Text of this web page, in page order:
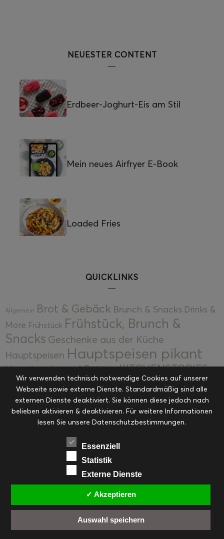
NEUESTER CONTENT
Erdbeer-Joghurt-Eis am Stil
Mein neues Airfryer E-Book
Loaded Fries
QUICKLINKS
Allgemein Brot & Gebäck Brunch & Snacks Drinks &
More Frühstück Frühstück, Brunch &
Snacks Geschenke aus der Küche
Hauptspeisen Hauptspeisen pikant
Hauptspeisen süßKekseKITCHENSTORIES
Kuchen, Torten & Desserts Kuchen und
Desserts Kulinarik Kulinarische Mitbringsel &
Eingemachtes Ohne Kategorie Ostern Resteküche
RezepteSaisonalSliderStartseite
Suppen, Salate & Vorspeisen
Vorspeisen, Salate & Suppen
Weihnachten Workshops & Events
FACEBOOK PINTEREST EMAIL
Wir verwenden technisch notwendige Cookies auf unserer
Webseite sowie externe Dienste. Standardmäßig sind alle
externen Dienste deaktiviert. Sie können diese jedoch nach
belieben aktivieren & deaktivieren. Für weitere Informationen
lesen Sie unsere Datenschutzbestimmungen.
Essenziell
Statistik
Externe Dienste
✓ Akzeptieren
Auswahl speichern